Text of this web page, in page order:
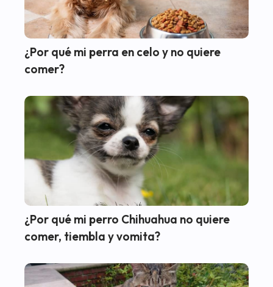
¿Por qué mi perra en celo y no quiere
comer?
¿Por qué mi perro Chihuahua no quiere
comer, tiembla y vomita?